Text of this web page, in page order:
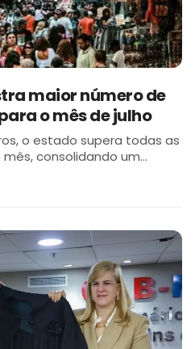
maior número de
o mês de julho
o estado supera todas as
consolidando um
em 217 anos